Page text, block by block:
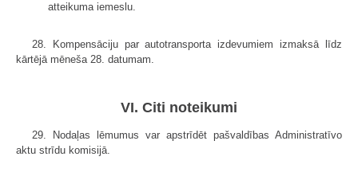
atteikuma iemeslu.
28. Kompensāciju par autotransporta izdevumiem izmaksā līdz
kārtējā mēneša 28. datumam.
VI. Citi noteikumi
29. Nodaļas lēmumus var apstrīdēt pašvaldības Administratīvo
aktu strīdu komisijā.